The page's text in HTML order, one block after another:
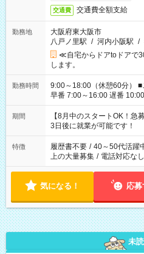
交通費 交通費全額支給
勤務地
大阪府東大阪市
八戸ノ里駅 / 河内小阪駅 /
≪自宅からドアtoドアで
します。
勤務時間
9:00～18:00（休憩60分） ■ご希望があれば下記シフトもOK！
早番 7:00～16:00 遅番 10:00～
と休みを合わせたい」 「余
「できれば残業はしたくな
ね。 ※Wワーク希望の方へ 今ご覧のお仕事で希望する勤務時間
と、もう1つのお仕事の勤
合は応募できません。
期間
【8月中のスタートOK！
3日後に就業が可能です！
特徴 履歴書不要 / 40～50代活躍
上の大量募集 / 電話対応なし
気になる！ 応募
未読